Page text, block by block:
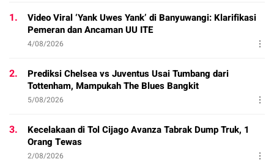
1.
Video Viral ‘Yank Uwes Yank’ di Banyuwangi: Klarifikasi
Pemeran dan Ancaman UU ITE
4/08/2026
2.
Prediksi Chelsea vs Juventus Usai Tumbang dari
Tottenham, Mampukah The Blues Bangkit
5/08/2026
3.
Kecelakaan di Tol Cijago Avanza Tabrak Dump Truk, 1
Orang Tewas
2/08/2026